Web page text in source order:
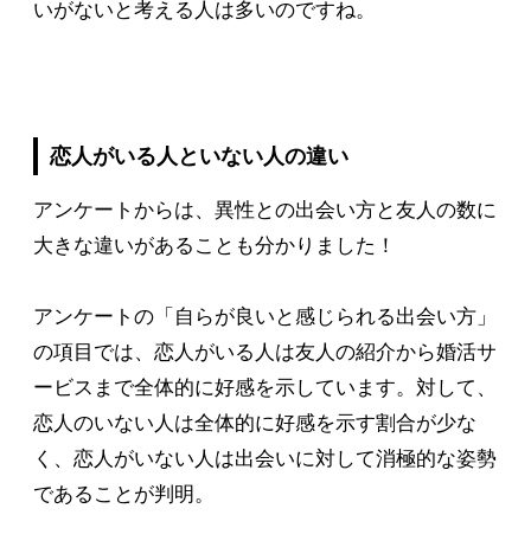
いがないと考える人は多いのですね。
恋人がいる人といない人の違い
アンケートからは、異性との出会い方と友人の数に
大きな違いがあることも分かりました！
アンケートの「自らが良いと感じられる出会い方」
の項目では、恋人がいる人は友人の紹介から婚活サ
ービスまで全体的に好感を示しています。対して、
恋人のいない人は全体的に好感を示す割合が少な
く、恋人がいない人は出会いに対して消極的な姿勢
であることが判明。